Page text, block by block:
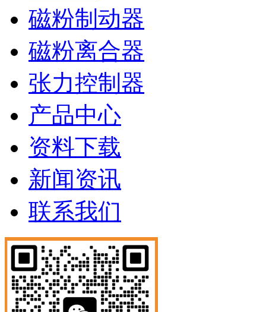
磁粉制动器
磁粉离合器
张力控制器
产品中心
资料下载
新闻资讯
联系我们